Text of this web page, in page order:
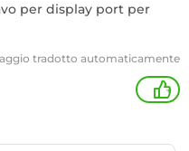
per display port per
tradotto automaticamente
+